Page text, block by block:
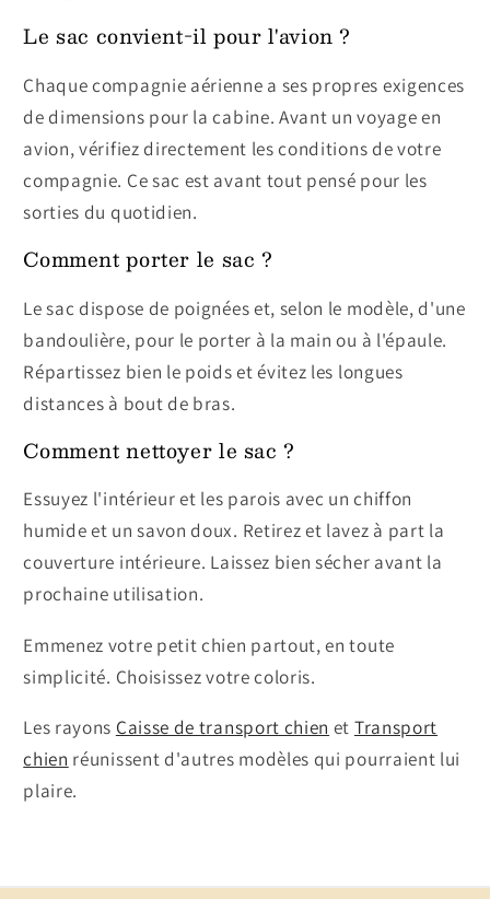
Le sac convient-il pour l'avion ?
Chaque compagnie aérienne a ses propres exigences
de dimensions pour la cabine. Avant un voyage en
avion, vérifiez directement les conditions de votre
compagnie. Ce sac est avant tout pensé pour les
sorties du quotidien.
Comment porter le sac ?
Le sac dispose de poignées et, selon le modèle, d'une
bandoulière, pour le porter à la main ou à l'épaule.
Répartissez bien le poids et évitez les longues
distances à bout de bras.
Comment nettoyer le sac ?
Essuyez l'intérieur et les parois avec un chiffon
humide et un savon doux. Retirez et lavez à part la
couverture intérieure. Laissez bien sécher avant la
prochaine utilisation.
Emmenez votre petit chien partout, en toute
simplicité. Choisissez votre coloris.
Les rayons Caisse de transport chien et Transport
chien réunissent d'autres modèles qui pourraient lui
plaire.